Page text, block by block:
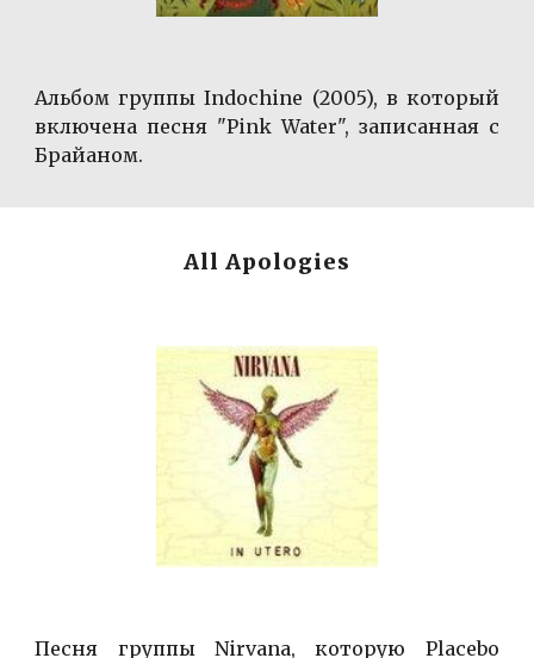
Aльбом группы Indochine (2005), в который
включена песня "Pink Water", записанная с
Брайаном.
All Apologies
Песня группы Nirvana, которую Placebo